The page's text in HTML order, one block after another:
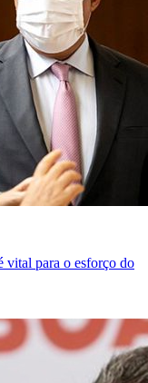
vital para o esforço do